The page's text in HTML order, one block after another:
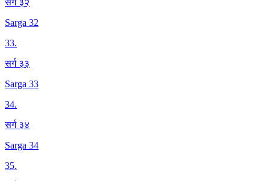
सर्ग ३२
Sarga 32
33.
सर्ग ३३
Sarga 33
34.
सर्ग ३४
Sarga 34
35.